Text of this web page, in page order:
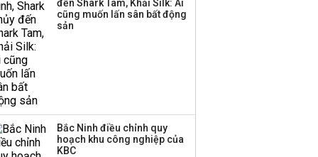
‘phất lên’ trong tháng 8,
đến Shark Tam, Khải Silk: Ai
cũng muốn lấn sân bất động
sản
Bắc Ninh điều chỉnh quy
hoạch khu công nghiệp của
KBC